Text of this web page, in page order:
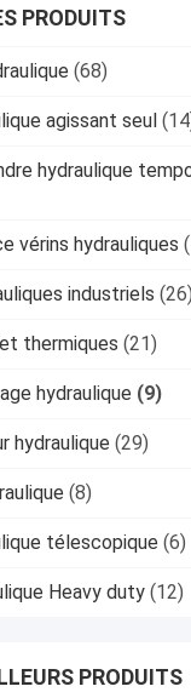
PRODUITS
(68)
agissant seul
hydraulique
vérins hydrauliques
industriels (26)
thermiques (21)
hydraulique (9)
hydraulique (29)
(8)
télescopique (6)
Heavy duty (12)
PRODUITS